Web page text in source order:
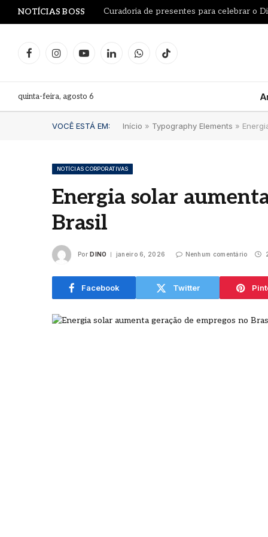
NOTÍCIAS BOSS
FacebookInstagramYouTubeLinkedInWhatsAppTikTok
quinta-feira, agosto 6
VOCÊ ESTÁ EM: Início » Typography Elements »
NOTÍCIAS CORPORATIVAS
Energia solar
Brasil
Por DINO janeiro 6, 2026 Nenhum comentário
Facebook Twitter
Le